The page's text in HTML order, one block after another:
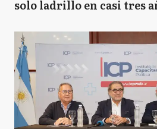
solo ladrillo en casi tres